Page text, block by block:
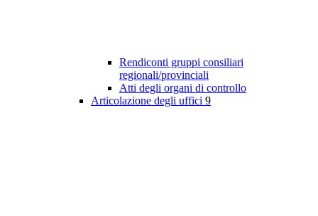
Rendiconti gruppi consiliari
regionali/provinciali
Atti degli organi di controllo
Articolazione degli uffici 9